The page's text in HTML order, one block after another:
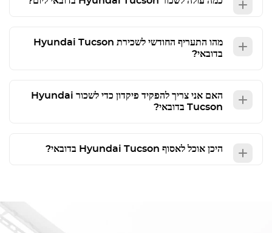
מהו התעריף החודשי לשכירת Hyundai Tucson
בדובאי?
האם אני צריך להפקיד פיקדון כדי לשכור Hyundai
Tucson בדובאי?
היכן אוכל לאסוף Hyundai Tucson בדובאי?